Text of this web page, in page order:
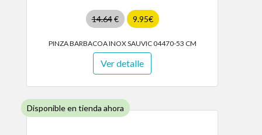
14.64€ 9.95€
PINZA BARBACOA INOX SAUVIC 04470-53 CM
Ver detalle
Disponible en tienda ahora